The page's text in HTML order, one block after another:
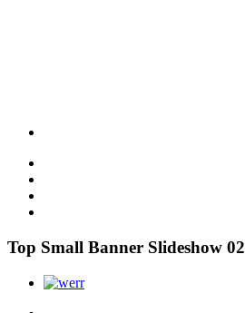
Top Small Banner Slideshow 02